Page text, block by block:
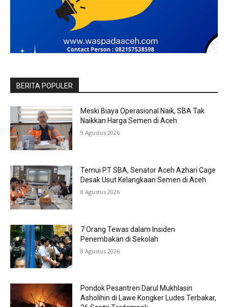
BERITA POPULER
Meski Biaya Operasional Naik, SBA Tak
Naikkan Harga Semen di Aceh
9 Agustus 2026
Temui PT SBA, Senator Aceh Azhari Cage
Desak Usut Kelangkaan Semen di Aceh
8 Agustus 2026
7 Orang Tewas dalam Insiden
Penembakan di Sekolah
8 Agustus 2026
Pondok Pesantren Darul Mukhlasin
Asholihin di Lawe Kongker Ludes Terbakar,